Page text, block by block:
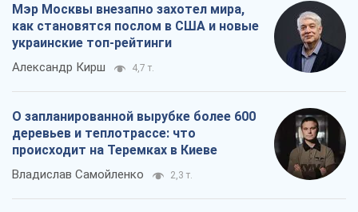
Мэр Москвы внезапно захотел мира,
как становятся послом в США и новые
украинские топ-рейтинги
Александр Кирш 4,7 т.
О запланированной вырубке более 600
деревьев и теплотрассе: что
происходит на Теремках в Киеве
Владислав Самойленко 2,3 т.